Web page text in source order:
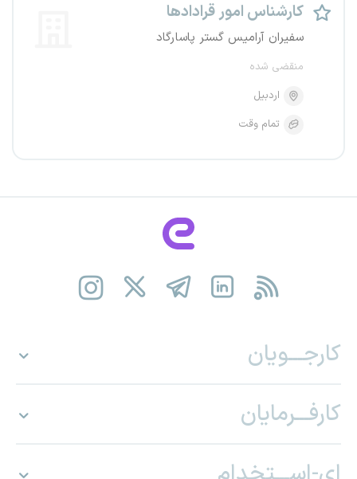
کارشناس امور قرادادها
سفیران آرامیس گستر پاسارگاد
منقضی شده
اردبیل
تمام وقت
کارجـــویان
کارفـــرمایان